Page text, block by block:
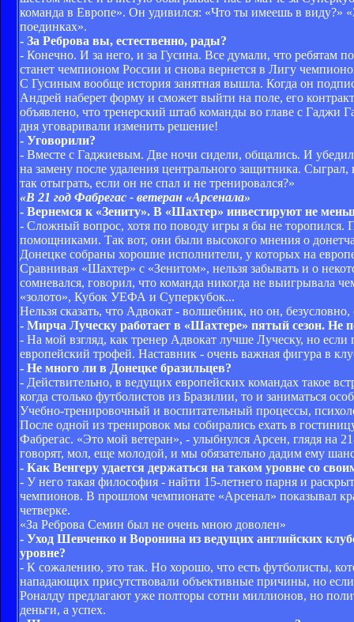
команда в Европе». Он удивился: «Что ты имеешь в виду?»
поединках».
- За Реброва вы, естественно, рады?
- Конечно. И за него, и за Гусина. Все думали, что ребятам
станет чемпионом России и снова вернется в Лигу
С Гусиным вообще история занятная вышла. Когда он
Андрей наберет форму и сможет выйти на поле, его
объявлено, что тренерский штаб команды во главе с Гаджи
дня уговаривали изменить решение!
- Уговорили?
- Вместе с Гаджиевым. Две ночи сидели, общались. И
на замену после удаления центрального защитника.
так отыграть, если он не спал и не тренировался?»
«В 21 год Фабрегас - ветеран «Арсенала»
- Вернемся к «Зениту». В «Шахтер» инвестируют не
- Сложный вопрос, хотя по поводу игры я бы не торопился.
помощниками. Так вот, они были высокого мнения о
Донецке собраны хорошие исполнители, у которых на
Сравнивая «Шахтер» с «Зенитом», нельзя забывать и о
сомневался, говорил, что команда никогда не выигрывала
«золото», Кубок УЕФА и Суперкубок...
Нельзя сказать, что Адвокат - волшебник, но он,
- Мирча Луческу работает в «Шахтере» пятый сезон. Не
- На мой взгляд, как тренер Адвокат лучше Луческу, но если
европейский трофей. Наставник - очень важная фигура в
- Не много ли в Донецке бразильцев?
- Действительно, в ведущих европейских командах такое
когда столько футболистов из Бразилии, то и заниматься
Учебно-тренировочный и воспитательный процессы,
После одной из тренировок мы собирались ехать в
Фабрегас. «Это мой ветеран», - улыбнулся Арсен, глядя на
говорят, мол, еще молодой, и мы обязательно дадим ему
- Как Венгеру удается держаться на таком уровне со
- У него такая философия - найти 15-летнего парня и
чемпионов. В прошлом чемпионате «Арсенал» показывал
четверке.
«За Реброва Семин был не очень мною доволен»
- Уход Шевченко и Воронина из ведущих английских
уровне?
- К сожалению, это так. Но хорошо, что есть футболисты,
нападающих присутствовали объективные причины, но
Роналду предлагают уже полторы сотни миллионов, но
деньги, а успех.